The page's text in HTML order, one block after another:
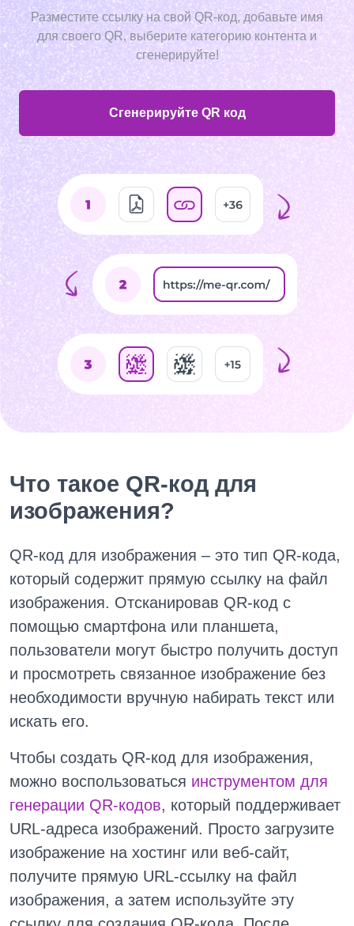
Разместите ссылку на свой QR-код, добавьте имя
для своего QR, выберите категорию контента и
сгенерируйте!
Сгенерируйте QR код
Что такое QR-код для
изображения?
QR-код для изображения – это тип QR-кода,
который содержит прямую ссылку на файл
изображения. Отсканировав QR-код с
помощью смартфона или планшета,
пользователи могут быстро получить доступ
и просмотреть связанное изображение без
необходимости вручную набирать текст или
искать его.
Чтобы создать QR-код для изображения,
можно воспользоваться инструментом для
генерации QR-кодов, который поддерживает
URL-адреса изображений. Просто загрузите
изображение на хостинг или веб-сайт,
получите прямую URL-ссылку на файл
изображения, а затем используйте эту